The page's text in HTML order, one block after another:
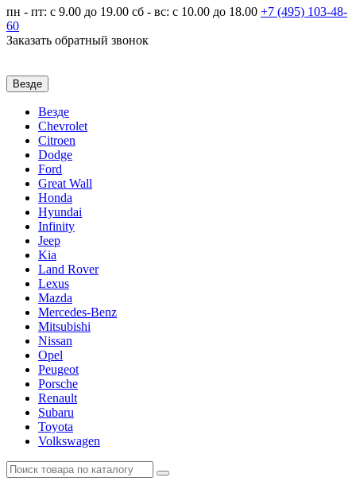
пн - пт: с 9.00 до 19.00 сб - вс: с 10.00 до 18.00 +7 (495) 103-48-
60
Заказать обратный звонок
Везде
Везде
Chevrolet
Citroen
Dodge
Ford
Great Wall
Honda
Hyundai
Infinity
Jeep
Kia
Land Rover
Lexus
Mazda
Mercedes-Benz
Mitsubishi
Nissan
Opel
Peugeot
Porsche
Renault
Subaru
Toyota
Volkswagen